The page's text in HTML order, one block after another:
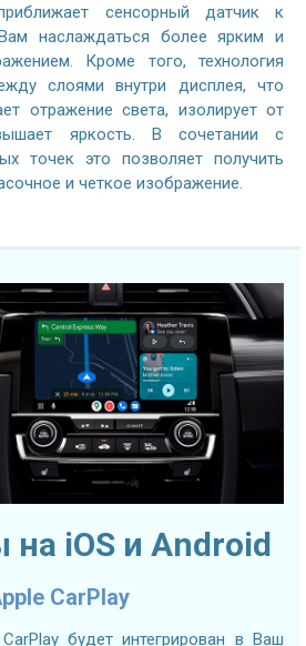
сенсорный датчик к
наслаждаться более ярким и
Кроме того, технология
слоями внутри дисплея, что
отражение света, изолирует от
яркость. В сочетании с
точек это позволяет получить
и четкое изображение.
iOS и Android
CarPlay
будет интегрирован в Ваш